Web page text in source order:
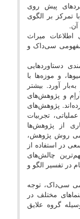
پیش ‌روی
تمرکز بر الگوی
اطلاعات میراث
مفهومی سی‌داک و
دستاوردهایی
و موزه‌ها با
آورد. بیشتر
و پژوهش‌های
پژوهش‌های
تجربیات
از پژوهش‌ها
روش پژوهش،
در استفاده از
چالش‌های
در تفسیر الگو و
سی‌داک، توجه
مختلف در
گروه علایق